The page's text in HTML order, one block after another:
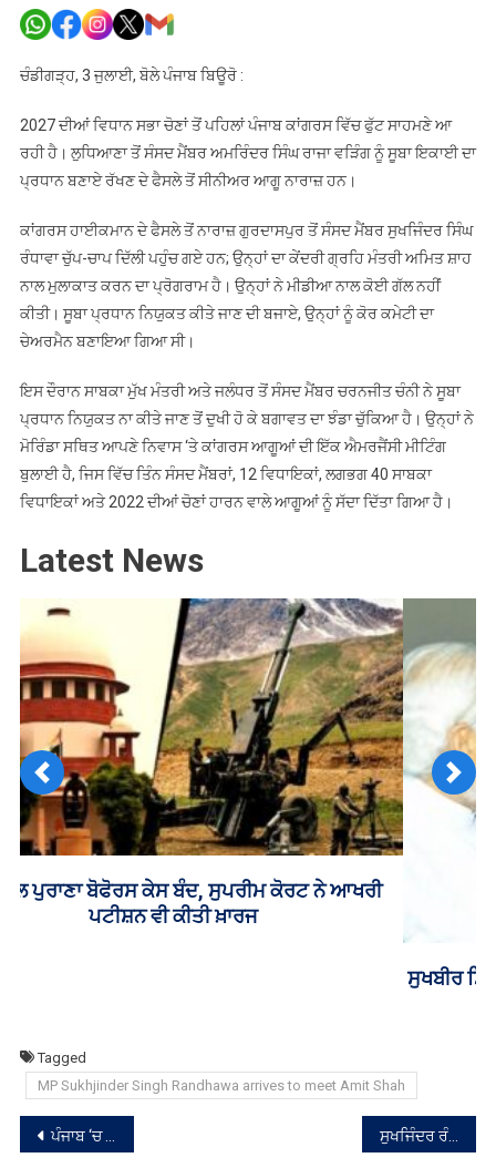
MP
ਸੁਖਜਿੰਦਰ
ਅਮਿਤ
ਪੁੱਜੇ
ਚੰਡੀਗੜ੍ਹ, 3 ਜੁਲਾਈ, ਬੋਲੇ ਪੰਜਾਬ ਬਿਊਰੋ :
2027 ਦੀਆਂ ਵਿਧਾਨ ਸਭਾ ਚੋਣਾਂ ਤੋਂ ਪਹਿਲਾਂ ਪੰਜਾਬ ਕਾਂਗਰਸ ਵਿੱਚ ਫੁੱਟ ਸਾਹਮਣੇ ਆ
ਰਹੀ ਹੈ। ਲੁਧਿਆਣਾ ਤੋਂ ਸੰਸਦ ਮੈਂਬਰ ਅਮਰਿੰਦਰ ਸਿੰਘ ਰਾਜਾ ਵੜਿੰਗ ਨੂੰ ਸੂਬਾ ਇਕਾਈ ਦਾ
ਪ੍ਰਧਾਨ ਬਣਾਏ ਰੱਖਣ ਦੇ ਫੈਸਲੇ ਤੋਂ ਸੀਨੀਅਰ ਆਗੂ ਨਾਰਾਜ਼ ਹਨ।
ਕਾਂਗਰਸ ਹਾਈਕਮਾਨ ਦੇ ਫੈਸਲੇ ਤੋਂ ਨਾਰਾਜ਼ ਗੁਰਦਾਸਪੁਰ ਤੋਂ ਸੰਸਦ ਮੈਂਬਰ ਸੁਖਜਿੰਦਰ ਸਿੰਘ
ਰੰਧਾਵਾ ਚੁੱਪ-ਚਾਪ ਦਿੱਲੀ ਪਹੁੰਚ ਗਏ ਹਨ; ਉਨ੍ਹਾਂ ਦਾ ਕੇਂਦਰੀ ਗ੍ਰਹਿ ਮੰਤਰੀ ਅਮਿਤ ਸ਼ਾਹ
ਨਾਲ ਮੁਲਾਕਾਤ ਕਰਨ ਦਾ ਪ੍ਰੋਗਰਾਮ ਹੈ। ਉਨ੍ਹਾਂ ਨੇ ਮੀਡੀਆ ਨਾਲ ਕੋਈ ਗੱਲ ਨਹੀਂ
ਕੀਤੀ। ਸੂਬਾ ਪ੍ਰਧਾਨ ਨਿਯੁਕਤ ਕੀਤੇ ਜਾਣ ਦੀ ਬਜਾਏ, ਉਨ੍ਹਾਂ ਨੂੰ ਕੋਰ ਕਮੇਟੀ ਦਾ
ਚੇਅਰਮੈਨ ਬਣਾਇਆ ਗਿਆ ਸੀ।
ਇਸ ਦੌਰਾਨ ਸਾਬਕਾ ਮੁੱਖ ਮੰਤਰੀ ਅਤੇ ਜਲੰਧਰ ਤੋਂ ਸੰਸਦ ਮੈਂਬਰ ਚਰਨਜੀਤ ਚੰਨੀ ਨੇ ਸੂਬਾ
ਪ੍ਰਧਾਨ ਨਿਯੁਕਤ ਨਾ ਕੀਤੇ ਜਾਣ ਤੋਂ ਦੁਖੀ ਹੋ ਕੇ ਬਗਾਵਤ ਦਾ ਝੰਡਾ ਚੁੱਕਿਆ ਹੈ। ਉਨ੍ਹਾਂ ਨੇ
ਮੋਰਿੰਡਾ ਸਥਿਤ ਆਪਣੇ ਨਿਵਾਸ ‘ਤੇ ਕਾਂਗਰਸ ਆਗੂਆਂ ਦੀ ਇੱਕ ਐਮਰਜੈਂਸੀ ਮੀਟਿੰਗ
ਬੁਲਾਈ ਹੈ, ਜਿਸ ਵਿੱਚ ਤਿੰਨ ਸੰਸਦ ਮੈਂਬਰਾਂ, 12 ਵਿਧਾਇਕਾਂ, ਲਗਭਗ 40 ਸਾਬਕਾ
ਵਿਧਾਇਕਾਂ ਅਤੇ 2022 ਦੀਆਂ ਚੋਣਾਂ ਹਾਰਨ ਵਾਲੇ ਆਗੂਆਂ ਨੂੰ ਸੱਦਾ ਦਿੱਤਾ ਗਿਆ ਹੈ।
Latest News
ਸੁਖਬੀਰ ਸਿੰਘ ਬਾਦਲ ਨੇ ਕੀਤੀ PM ਮੋਦੀ ਨਾਲ ਮੁਲਾਕਾਤ, ਸਿਆਸੀ
Previous Next
Tagged
MP Sukhjinder Singh Randhawa arrives to meet Amit Shah
ਸੰਪਾਦਨਾ
ਪੰਜਾਬ ‘ਚ ਗੁਜਰਾਤ ਦੇ 2 ਨੌਜਵਾਨ ₹62 ਲੱਖ ਦੀ ਨਕਦੀ ਸਣੇ ਗ੍ਰਿਫ਼ਤਾਰ